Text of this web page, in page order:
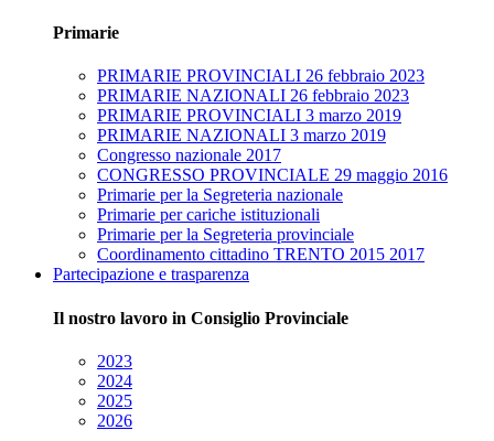
Primarie
PRIMARIE PROVINCIALI 26 febbraio 2023
PRIMARIE NAZIONALI 26 febbraio 2023
PRIMARIE PROVINCIALI 3 marzo 2019
PRIMARIE NAZIONALI 3 marzo 2019
Congresso nazionale 2017
CONGRESSO PROVINCIALE 29 maggio 2016
Primarie per la Segreteria nazionale
Primarie per cariche istituzionali
Primarie per la Segreteria provinciale
Coordinamento cittadino TRENTO 2015 2017
Partecipazione e trasparenza
Il nostro lavoro in Consiglio Provinciale
2023
2024
2025
2026